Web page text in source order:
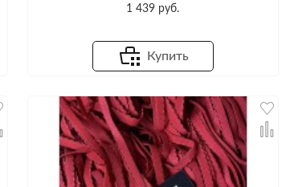
1 439 руб.
Купить